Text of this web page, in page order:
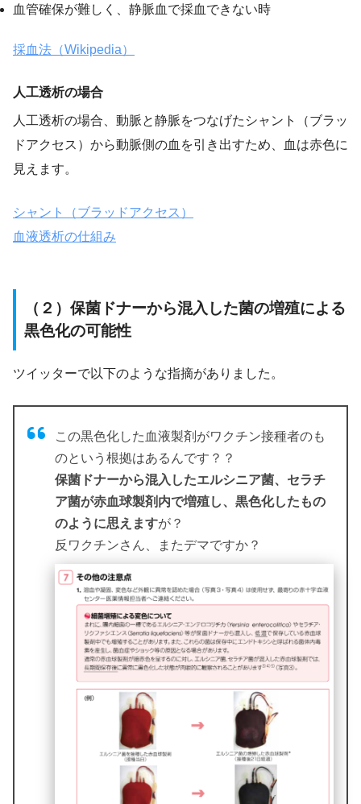
血管確保が難しく、静脈血で採血できない時
採血法（Wikipedia）
人工透析の場合
人工透析の場合、動脈と静脈をつなげたシャント（ブラッ
ドアクセス）から動脈側の血を引き出すため、血は赤色に
見えます。
シャント（ブラッドアクセス）
血液透析の仕組み
（２）保菌ドナーから混入した菌の増殖による
黒色化の可能性
ツイッターで以下のような指摘がありました。
この黒色化した血液製剤がワクチン接種者のも
のという根拠はあるんです？？
保菌ドナーから混入したエルシニア菌、セラチ
ア菌が赤血球製剤内で増殖し、黒色化したもの
のように思えますが？
反ワクチンさん、またデマですか？